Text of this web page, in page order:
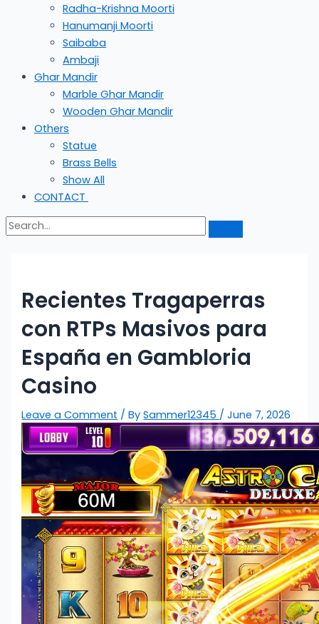
Radha-Krishna Moorti
Hanumanji Moorti
Saibaba
Ambaji
Ghar Mandir
Marble Ghar Mandir
Wooden Ghar Mandir
Others
Statue
Brass Bells
Show All
CONTACT
Recientes Tragaperras
con RTPs Masivos para
España en Gambloria
Casino
Leave a Comment / BySammer12345 /June 7, 2026